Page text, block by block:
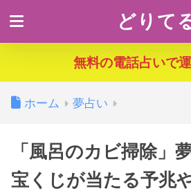
どりて
無料の電話占いで
ホーム 夢占い
「風呂のカビ掃除」
宝くじが当たる予兆